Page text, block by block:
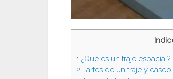
1 ¿Qué es un traje espacial?
2 Partes de un traje y